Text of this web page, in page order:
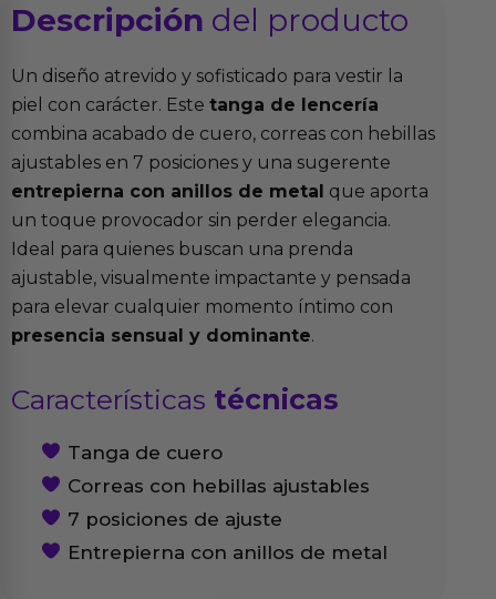
Descripción del producto
Un diseño atrevido y sofisticado para vestir la
piel con carácter. Este tanga de lencería
combina acabado de cuero, correas con hebillas
ajustables en 7 posiciones y una sugerente
entrepierna con anillos de metal que aporta
un toque provocador sin perder elegancia.
Ideal para quienes buscan una prenda
ajustable, visualmente impactante y pensada
para elevar cualquier momento íntimo con
presencia sensual y dominante.
Características técnicas
Tanga de cuero
Correas con hebillas ajustables
7 posiciones de ajuste
Entrepierna con anillos de metal